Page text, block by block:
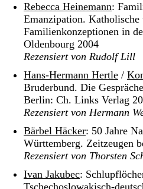
Rebecca Heinemann:
Emanzipation. Katholische
Familienkonzeptionen in
Oldenbourg 2004
Rezensiert von Rudolf Lill
Hans-Hermann Hertle /
Bruderbund. Die
Berlin: Ch. Links Verlag
Rezensiert von Hermann
Bärbel Häcker: 50 Jahre
Württemberg. Zeitzeugen
Rezensiert von Thorsten
Ivan Jakubec: